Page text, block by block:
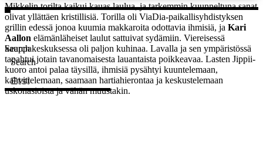
Search
Search
Mikkelin torilta kaikui kauas laulua, ja tarkemmin kuunneltuna sanat
olivat yllättäen kristillisiä. Torilla oli ViaDia-paikallisyhdistyksen
grillin edessä jonoa kuumia makkaroita odottavia ihmisiä, ja Kari
Aallon elämänläheiset laulut sattuivat sydämiin. Viereisessä
kauppakeskuksessa oli paljon kuhinaa. Lavalla ja sen ympäristössä
tapahtui jotain tavanomaisesta lauantaista poikkeavaa. Lasten Jippii-
kuoro antoi palaa täysillä, ihmisiä pysähtyi kuuntelemaan,
kahvittelemaan, saamaan hartiahierontaa ja keskustelemaan
uskonasioista ja vähän muustakin.